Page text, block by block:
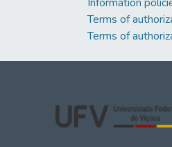
Terms of
Terms of